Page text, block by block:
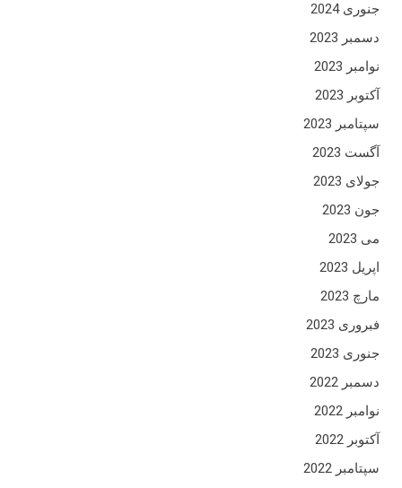
جنوری 2024
دسمبر 2023
نوامبر 2023
آکتوبر 2023
سپتامبر 2023
آگست 2023
جولای 2023
جون 2023
می 2023
اپریل 2023
مارچ 2023
فبروری 2023
جنوری 2023
دسمبر 2022
نوامبر 2022
آکتوبر 2022
سپتامبر 2022